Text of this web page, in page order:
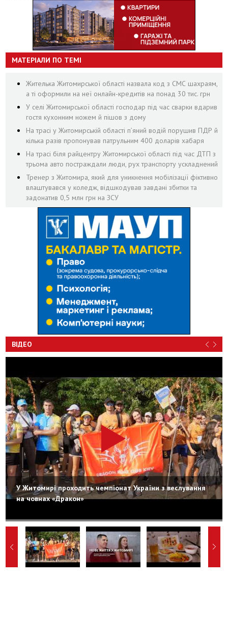
МАТЕРІАЛИ ПО ТЕМІ
Жителька Житомирської області назвала код з СМС шахраям,
а ті оформили на неї онлайн-кредитів на понад 30 тис. грн
У селі Житомирської області господар під час сварки вдарив
гостя кухонним ножем й пішов з дому
На трасі у Житомирській області п’яний водій порушив ПДР й
кілька разів пропонував патрульним 400 доларів хабаря
На трасі біля райцентру Житомирської області під час ДТП з
трьома авто постраждали люди, рух транспорту ускладнений
Тренер з Житомира, який для уникнення мобілізації фіктивно
влаштувався у коледж, відшкодував завдані збитки та
задонатив 0,5 млн грн на ЗСУ
ВІДЕО
У Житомирі проходить чемпіонат України з веслування
на човнах «Дракон»